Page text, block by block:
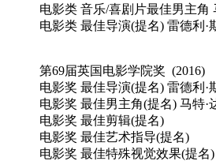
电影类 音乐/喜剧片最佳男主角
电影类 最佳导演(提名) 雷德利·
第69届英国电影学院奖 (2016)
电影奖 最佳导演(提名) 雷德利·
电影奖 最佳男主角(提名) 马特·
电影奖 最佳剪辑(提名)
电影奖 最佳艺术指导(提名)
电影奖 最佳特殊视觉效果(提名)